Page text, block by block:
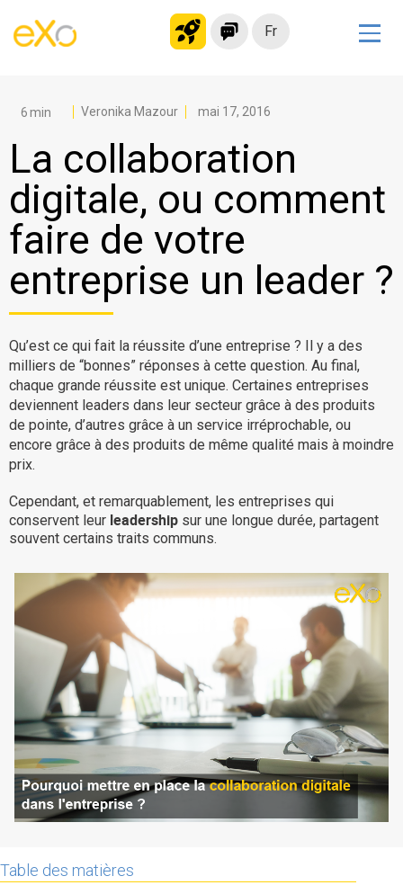
Fr
Intranet moderne
Plateforme collaborative
Réseau social
Hub de connaissances
Portail d’applications
Microsoft 365
Migrer vers eXo Platform
Produit
La Plateforme
Pourquoi eXo
Mobile
No code
Intégrations
IA maitrisée
Architecture
Sécurité
Open source
Offre Enterprise
Offre Professionnelle
A propos d’eXo
Centre de ressources
Contactez-nous
Essayez eXo
Veronika Mazour mai 17, 2016
La collaboration
digitale, ou comment
faire de votre
entreprise un leader ?
Qu’est ce qui fait la réussite d’une entreprise ? Il y a des
milliers de “bonnes” réponses à cette question. Au final,
chaque grande réussite est unique. Certaines entreprises
deviennent leaders dans leur secteur grâce à des produits
de pointe, d’autres grâce à un service irréprochable, ou
encore grâce à des produits de même qualité mais à moindre
prix.
Cependant, et remarquablement, les entreprises qui
conservent leur leadership sur une longue durée, partagent
souvent certains traits communs.
Table des matières